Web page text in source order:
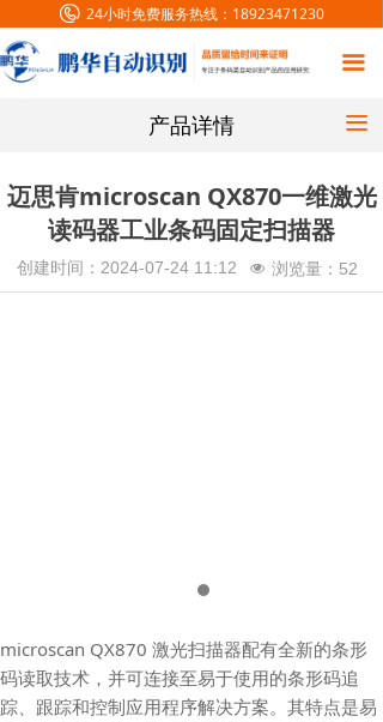
끀
首页
条码解决方案
客户案例
新闻中心
关于我们
24小时免费服务热线： 18923471230
产品详情 끀
迈思肯microscan QX870一维激光
读码器工业条码固定扫描器
创建时间： 2024-07-24 11:12 넶 浏览量： 52
microscan QX870 激光扫描器配有全新的条形
码读取技术，并可连接至易于使用的条形码追
踪、跟踪和控制应用程序解决方案。其特点是易